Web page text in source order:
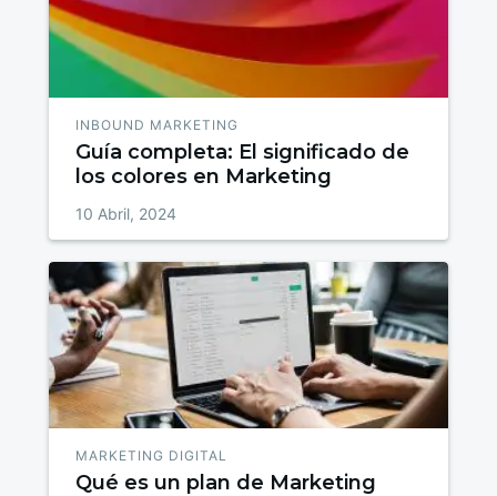
INBOUND MARKETING
Guía completa: El significado de
los colores en Marketing
10 Abril, 2024
MARKETING DIGITAL
Qué es un plan de Marketing